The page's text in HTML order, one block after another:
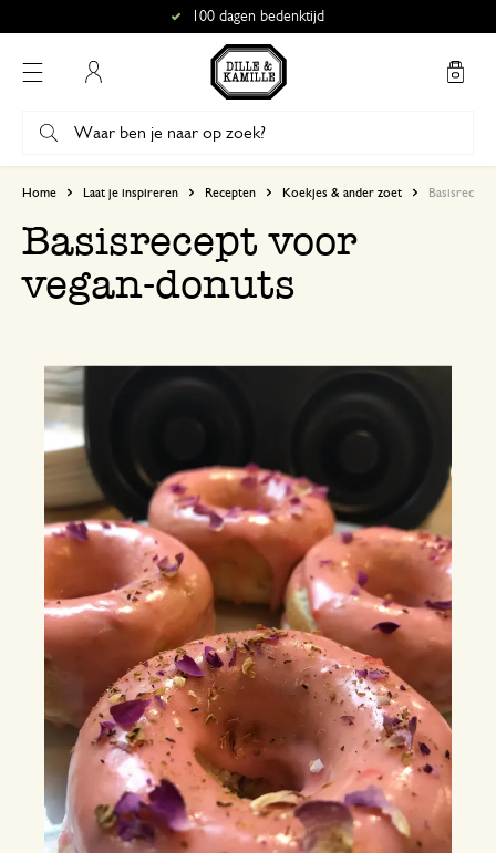
100 dagen bedenktijd
Home Laat je inspireren Recepten Koekjes & ander zoet
Basisrecept voor
vegan-donuts